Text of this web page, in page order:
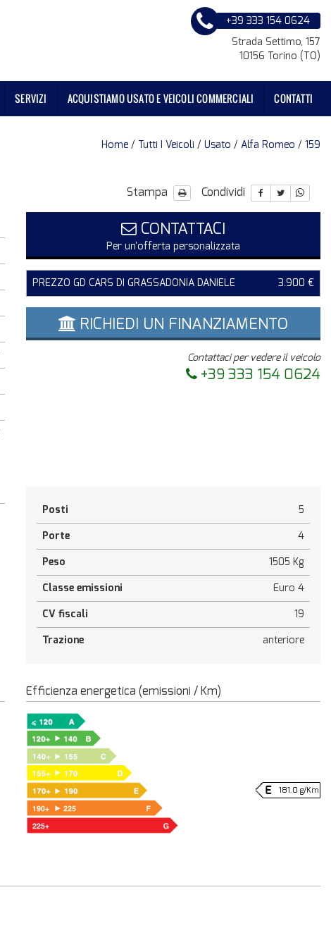
+39 333 154 0624
Strada Settimo, 157
10156 Torino (TO)
SERVIZI ACQUISTIAMO USATO E VEICOLI COMMERCIALI CONTATTI
Home / Tutti I Veicoli / Usato / Alfa Romeo / 159
Stampa Condividi
CONTATTACI
Per un'offerta personalizzata
PREZZO GD CARS DI GRASSADONIA DANIELE 3.900 €
RICHIEDI UN FINANZIAMENTO
Contattaci per vedere il veicolo
+39 333 154 0624
Posti
5
Porte
4
Peso
1505 Kg
Classe emissioni
Euro 4
CV fiscali
19
Trazione
anteriore
Efficienza energetica (emissioni / Km)
181.0 g/Km